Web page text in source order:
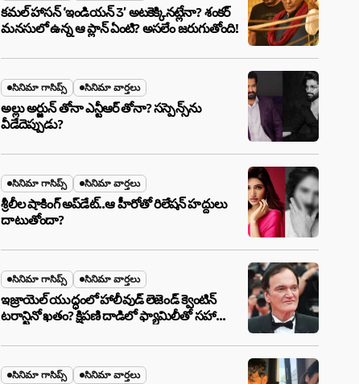
కమల్ హాసన్ ‘ఇండియన్ 3’ అటకెక్కినట్లేనా? శంకర్
మనసులో ఉన్న ఆ ప్లాన్ ఏంటి? అసలేం జరుగుతోంది!
సినిమా గాసిప్స్ సినిమా వార్తలు
అల్లు అర్జున్ తోనా ఎన్టీఆర్ తోనా? సస్పెన్స్‌ను
వీడేదెప్పుడు?
సినిమా గాసిప్స్ సినిమా వార్తలు
శ్రీలీల షాకింగ్ అప్‌డేట్..ఆ హీరోతో రిలేషన్ హద్దులు
దాటుతోందా?
సినిమా గాసిప్స్ సినిమా వార్తలు
ఇజ్రాయెల్ యుద్ధంలో హాలీవుడ్ లెజెండ్ క్వెంటిన్
టరాన్టినో ఖతం? క్షిపణి దాడిలో ఫ్యామిలీతో సహా
సినిమా గాసిప్స్ సినిమా వార్తలు